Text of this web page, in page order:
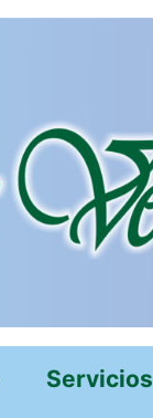
Servicios